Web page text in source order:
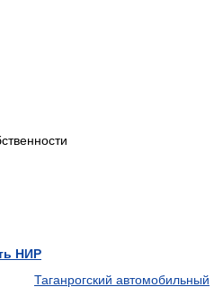
НИР
Таганрогский автомобильный